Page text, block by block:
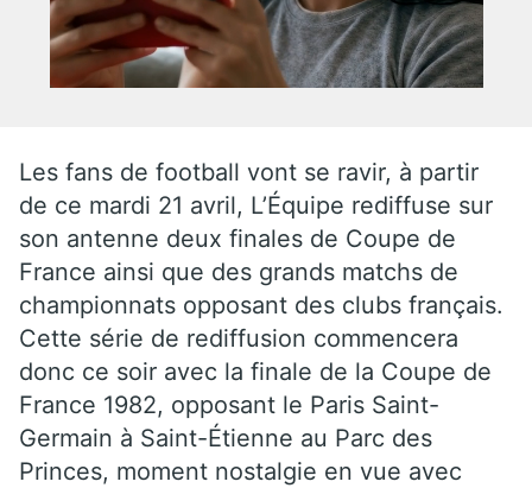
Les fans de football vont se ravir, à partir
de ce mardi 21 avril, L’Équipe rediffuse sur
son antenne deux finales de Coupe de
France ainsi que des grands matchs de
championnats opposant des clubs français.
Cette série de rediffusion commencera
donc ce soir avec la finale de la Coupe de
France 1982, opposant le Paris Saint-
Germain à Saint-Étienne au Parc des
Princes, moment nostalgie en vue avec